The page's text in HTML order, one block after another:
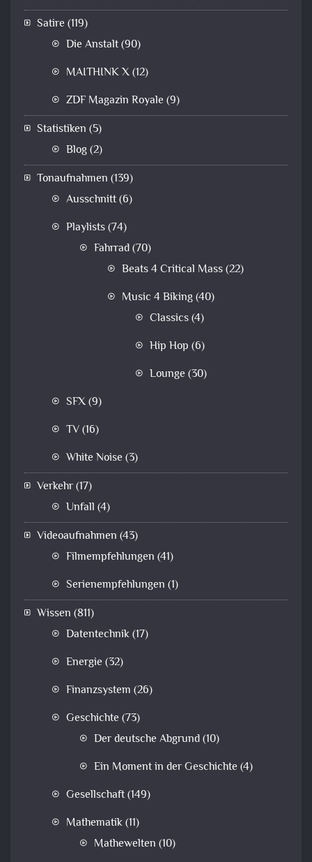
Satire (119)
Die Anstalt(90)
MAITHINK X(12)
ZDF Magazin Royale (9)
Statistiken (5)
Blog(2)
Tonaufnahmen (139)
Ausschnitt(6)
Playlists(74)
Fahrrad(70)
Beats 4 Critical Mass(22)
Music 4 Biking(40)
Classics(4)
Hip Hop (6)
Lounge (30)
SFX(9)
TV(16)
White Noise (3)
Verkehr(17)
Unfall (4)
Videoaufnahmen (43)
Filmempfehlungen (41)
Serienempfehlungen (1)
Wissen (811)
Datentechnik(17)
Energie (32)
Finanzsystem (26)
Geschichte (73)
Der deutsche Abgrund(10)
Ein Moment in der Geschichte (4)
Gesellschaft(149)
Mathematik(11)
Mathewelten (10)